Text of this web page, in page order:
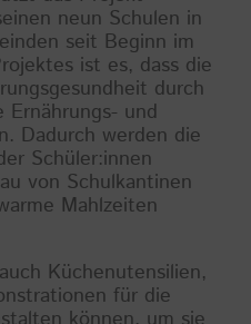
neun Schulen in
seit Beginn im
ist es, dass die
durch
und
Dadurch werden die
Schüler:innen
von Schulkantinen
Mahlzeiten
Küchenutensilien,
für die